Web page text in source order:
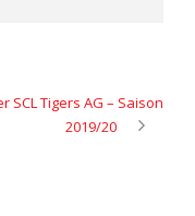
Tigers AG – Saison
2019/20